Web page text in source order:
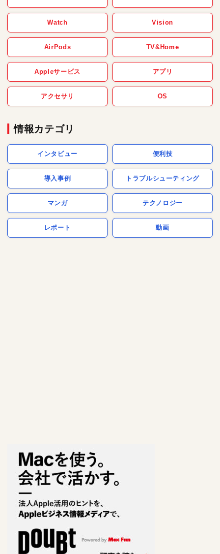
Watch Vision
AirPods TV&Home
Appleサービス アプリ
アクセサリ OS
情報カテゴリ
インタビュー 便利技
導入事例 トラブルシューティング
マンガ テクノロジー
レポート 動画